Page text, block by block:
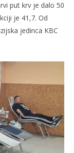
put krv je dalo 50
je 41,7. Od
jedinca KBC